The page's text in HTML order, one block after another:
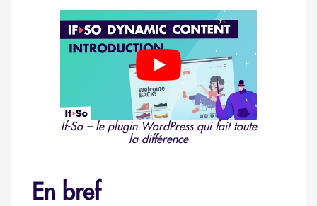
If-So – le plugin WordPress qui fait toute
la différence
En bref